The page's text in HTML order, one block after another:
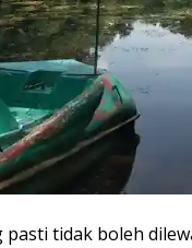
tidak boleh